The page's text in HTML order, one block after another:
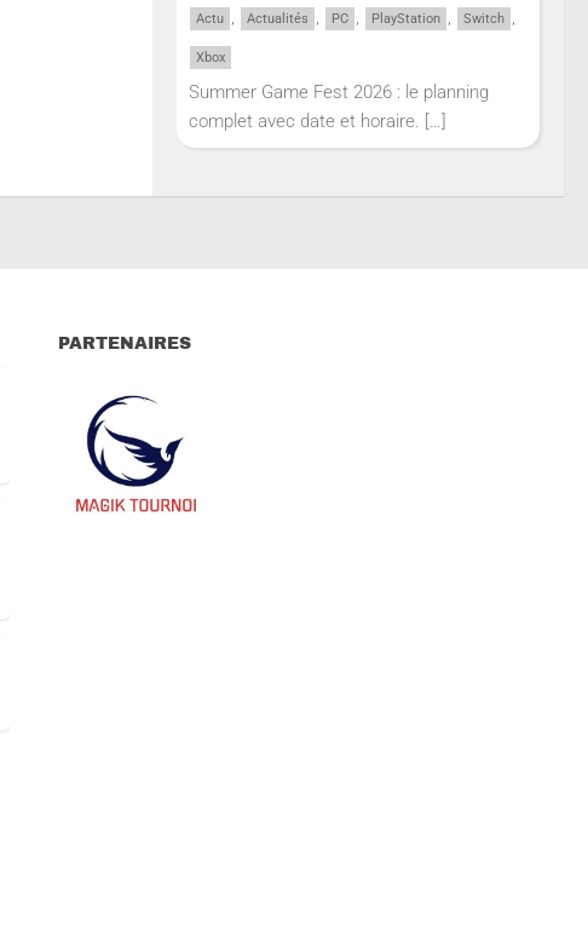
Actu , Actualités , PC , PlayStation , Switch ,
Xbox
Summer Game Fest 2026 : le planning
complet avec date et horaire. […]
PARTENAIRES